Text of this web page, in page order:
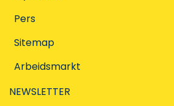
Pers
Sitemap
Arbeidsmarkt
NEWSLETTER